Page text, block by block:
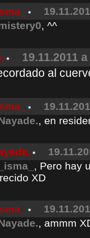
, ^^
19.11.2011
al
, en
_isma_ , Pero hay
XD
, ammm